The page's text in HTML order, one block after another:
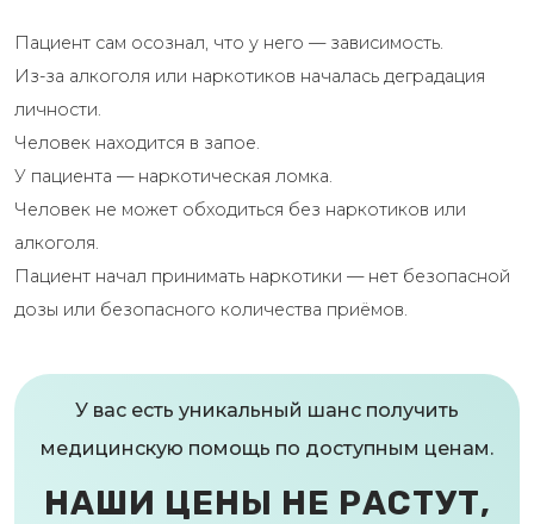
Пациент сам осознал, что у него — зависимость.
Из-за алкоголя или наркотиков началась деградация
личности.
Человек находится в запое.
У пациента — наркотическая ломка.
Человек не может обходиться без наркотиков или
алкоголя.
Пациент начал принимать наркотики — нет безопасной
дозы или безопасного количества приёмов.
У вас есть уникальный шанс получить
медицинскую помощь по доступным ценам.
НАШИ ЦЕНЫ НЕ РАСТУТ,